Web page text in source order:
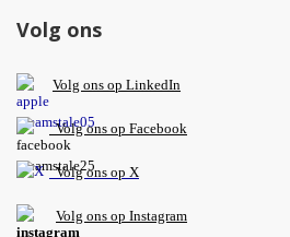
Volg ons
Volg ons op LinkedIn
Volg ons op Facebook
Volg ons op X
Volg ons op Instagram